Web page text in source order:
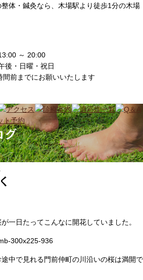
体・鍼灸なら、木場駅より徒歩1分の木場
～ 20:00
後・日曜・祝日
前までにお願いいたします
グ
一日たってこんなに開花していました。
中で見れる門前仲町の川沿いの桜は満開で